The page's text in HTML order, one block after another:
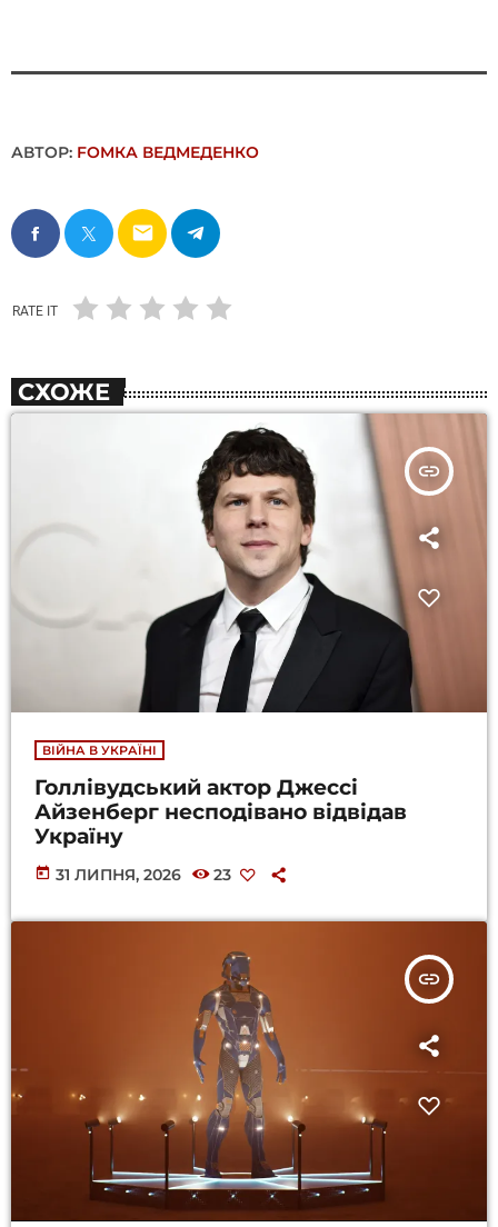
АВТОР: FОMКА ВЕДМЕДЕНКО
email
RATE IT
СХОЖЕ
insert_link
ВІЙНА В УКРАЇНІ
Голлівудський актор Джессі
Айзенберг несподівано відвідав
Україну
today 31 ЛИПНЯ, 2026 23
insert_link